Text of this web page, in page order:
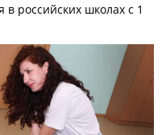
российских школах с 1